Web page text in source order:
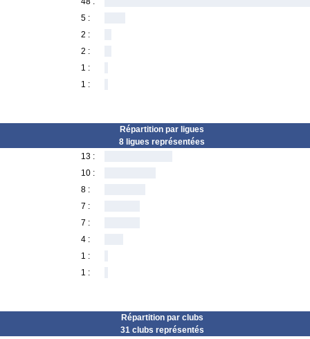
5 :
2 :
2 :
1 :
1 :
Répartition par ligues
8 ligues représentées
13 :
10 :
8 :
7 :
7 :
4 :
1 :
1 :
Répartition par clubs
31 clubs représentés